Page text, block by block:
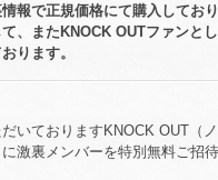
報で正規価格にて購入してお
、またKNOCK OUTファンと
ります。
いておりますKNOCK OUT（
激裏メンバーを特別無料ご招